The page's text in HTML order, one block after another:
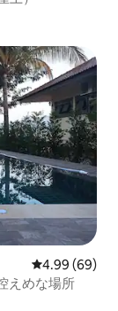
レビュー69件
4.99 (69)
えめな場所